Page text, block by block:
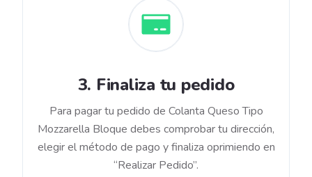
3. Finaliza tu pedido
Para pagar tu pedido de Colanta Queso Tipo
Mozzarella Bloque debes comprobar tu dirección,
elegir el método de pago y finaliza oprimiendo en
“Realizar Pedido”.